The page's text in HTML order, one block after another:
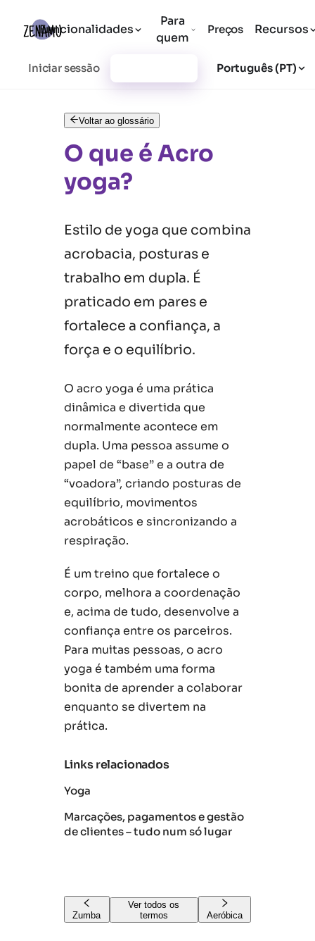
Funcionalidades
Para
quem
Preços Recursos
Iniciar sessão Português (PT)
Voltar ao glossário
O que é Acro
yoga?
Estilo de yoga que combina
acrobacia, posturas e
trabalho em dupla. É
praticado em pares e
fortalece a confiança, a
força e o equilíbrio.
O acro yoga é uma prática
dinâmica e divertida que
normalmente acontece em
dupla. Uma pessoa assume o
papel de “base” e a outra de
“voadora”, criando posturas de
equilíbrio, movimentos
acrobáticos e sincronizando a
respiração.
É um treino que fortalece o
corpo, melhora a coordenação
e, acima de tudo, desenvolve a
confiança entre os parceiros.
Para muitas pessoas, o acro
yoga é também uma forma
bonita de aprender a colaborar
enquanto se divertem na
prática.
Links relacionados
Yoga
Marcações, pagamentos e gestão
de clientes – tudo num só lugar
Zumba
Ver todos os
termos
Aeróbica